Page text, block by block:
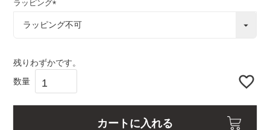
ラッピング
必
残りわずかです。
カートに入れる